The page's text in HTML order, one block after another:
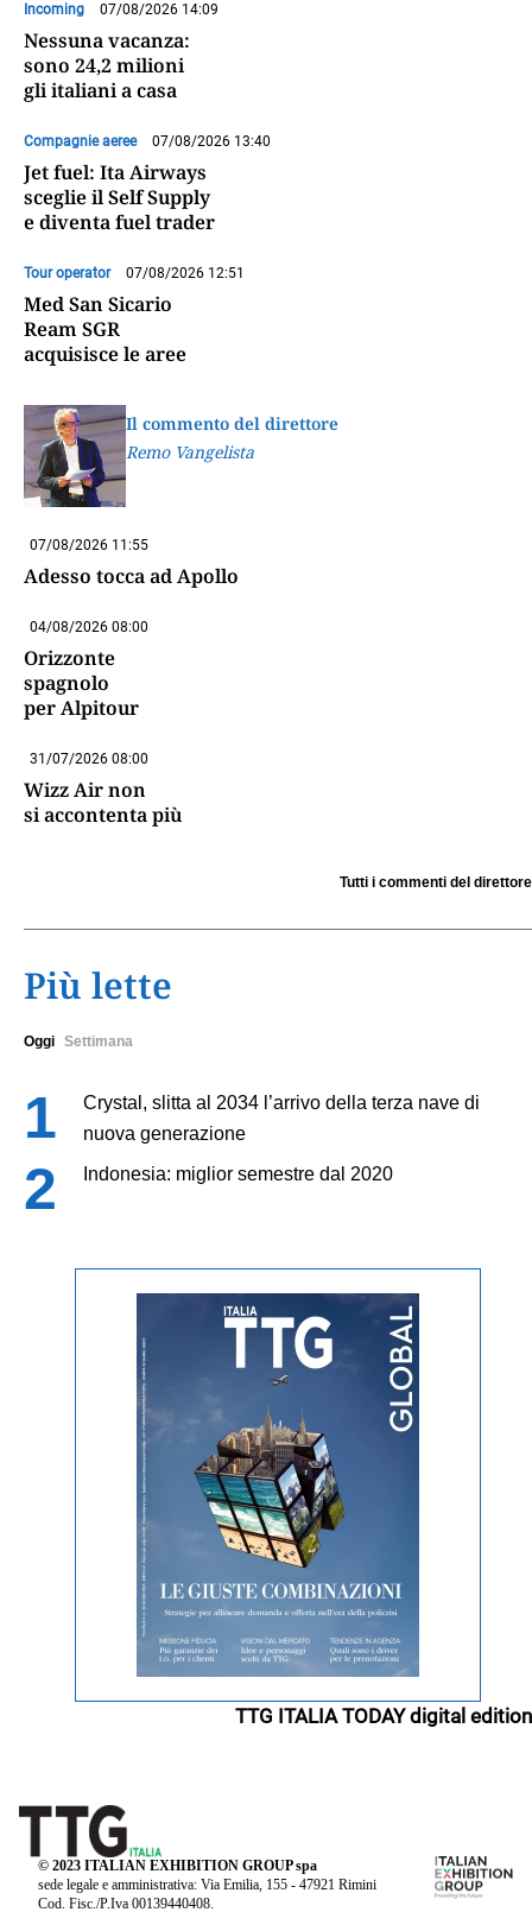
Incoming 07/08/2026 14:09
Nessuna vacanza:
sono 24,2 milioni
gli italiani a casa
Compagnie aeree 07/08/2026 13:40
Jet fuel: Ita Airways
sceglie il Self Supply
e diventa fuel trader
Tour operator 07/08/2026 12:51
Med San Sicario
Ream SGR
acquisisce le aree
Il commento del direttore
Remo Vangelista
07/08/2026 11:55
Adesso tocca ad Apollo
04/08/2026 08:00
Orizzonte
spagnolo
per Alpitour
31/07/2026 08:00
Wizz Air non
si accontenta più
Tutti i commenti del direttore
Più lette
Oggi Settimana
Crystal, slitta al 2034 l’arrivo della terza nave di
nuova generazione
Indonesia: miglior semestre dal 2020
TTG ITALIA TODAY digital edition
© 2023 ITALIAN EXHIBITION GROUP spa
sede legale e amministrativa: Via Emilia, 155 - 47921 Rimini
Cod. Fisc./P.Iva 00139440408.